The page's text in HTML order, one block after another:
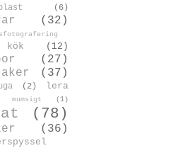
(6)
(32)
kök (12)
(27)
(37)
(2)
lera
mumsigt (1)
(78)
(36)